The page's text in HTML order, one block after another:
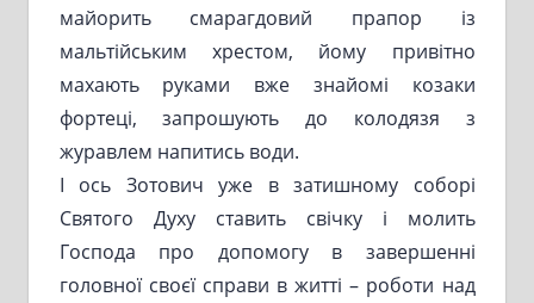
майорить смарагдовий прапор із
мальтійським хрестом, йому привітно
махають руками вже знайомі козаки
фортеці, запрошують до колодязя з
журавлем напитись води.
І ось Зотович уже в затишному соборі
Святого Духу ставить свічку і молить
Господа про допомогу в завершенні
головної своєї справи в житті – роботи над